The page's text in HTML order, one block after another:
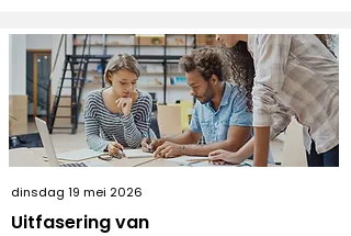
dinsdag 19 mei 2026
Uitfasering van